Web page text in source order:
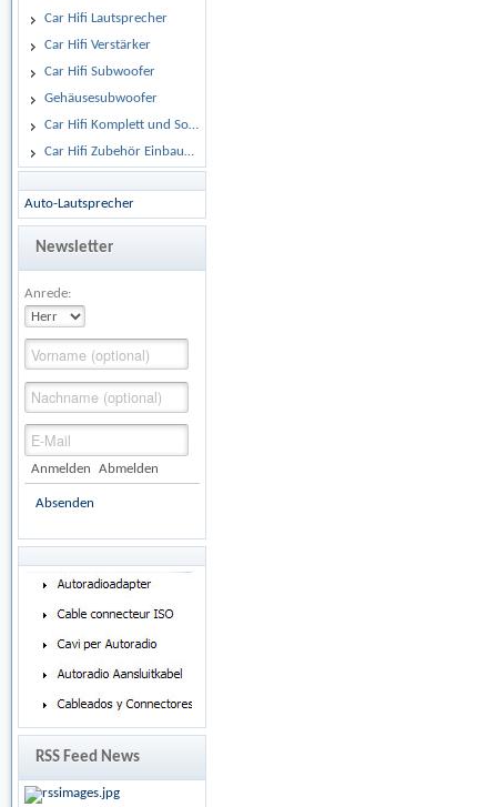
Car Hifi Lautsprecher
Car Hifi Verstärker
Car Hifi Subwoofer
Gehäusesubwoofer
Car Hifi Komplett und Sonderangebote
Car Hifi Zubehör Einbaumaterial
Auto-Lautsprecher
Newsletter
Anrede:
Anmelden Abmelden
Absenden
RSS Feed News